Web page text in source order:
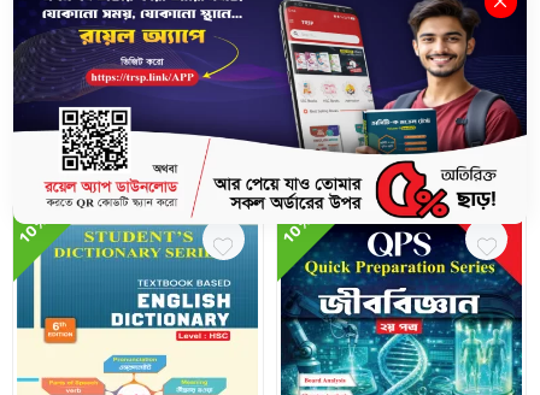
পদার্থবিজ্ঞান ১ম পত্র - সহায়ক বই (এইচএসসি ২০২৫)
Related Books
10% 10%